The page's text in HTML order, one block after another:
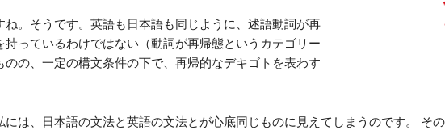
。そうです。英語も日本語も同じように、述語動詞が再
っているわけではない（動詞が再帰態というカテゴリー
の、一定の構文条件の下で、再帰的なデキゴトを表わす
は、日本語の文法と英語の文法とが心底同じものに見えてしまうのです。 そ